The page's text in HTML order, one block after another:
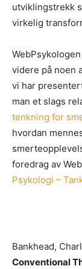
utviklingstrekk
virkelig
videre på noen
vi har
man et slags
tenkning for
hvordan
foredrag av
Psykologi –
Bankhead,
Conventional